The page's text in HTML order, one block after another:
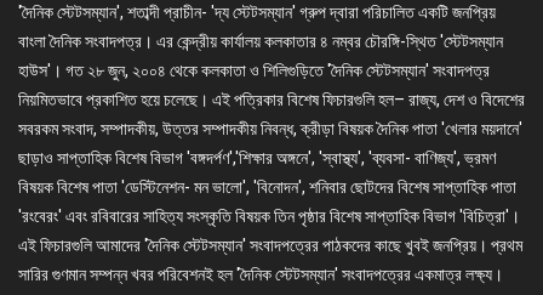
'দৈনিক স্টেটসম্যান', শতাব্দী প্রাচীন- 'দ্য স্টেটসম্যান' গ্রুপ দ্বারা পরিচালিত একটি জনপ্রিয়
বাংলা দৈনিক সংবাদপত্র। এর কেন্দ্রীয় কার্যালয় কলকাতার ৪ নম্বর চৌরঙ্গি-স্থিত 'স্টেটসম্যান
হাউস'। গত ২৮ জুন, ২০০৪ থেকে কলকাতা ও শিলিগুড়িতে 'দৈনিক স্টেটসম্যান' সংবাদপত্র
নিয়মিতভাবে প্রকাশিত হয়ে চলেছে। এই পত্রিকার বিশেষ ফিচারগুলি হল– রাজ্য, দেশ ও বিদেশের
সবরকম সংবাদ, সম্পাদকীয়, উত্তর সম্পাদকীয় নিবন্ধ, ক্রীড়া বিষয়ক দৈনিক পাতা 'খেলার ময়দানে'
ছাড়াও সাপ্তাহিক বিশেষ বিভাগ 'বঙ্গদর্পণ','শিক্ষার অঙ্গনে', 'স্বাস্থ্য', 'ব্যবসা- বাণিজ্য', ভ্রমণ
বিষয়ক বিশেষ পাতা 'ডেস্টিনেশন- মন ভালো', 'বিনোদন', শনিবার ছোটদের বিশেষ সাপ্তাহিক পাতা
'রংবেরং' এবং রবিবারের সাহিত্য সংস্কৃতি বিষয়ক তিন পৃষ্ঠার বিশেষ সাপ্তাহিক বিভাগ 'বিচিত্রা'।
এই ফিচারগুলি আমাদের 'দৈনিক স্টেটসম্যান' সংবাদপত্রের পাঠকদের কাছে খুবই জনপ্রিয়। প্রথম
সারির গুণমান সম্পন্ন খবর পরিবেশনই হল 'দৈনিক স্টেটসম্যান' সংবাদপত্রের একমাত্র লক্ষ্য।